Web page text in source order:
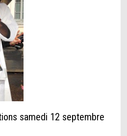
samedi 12 septembre